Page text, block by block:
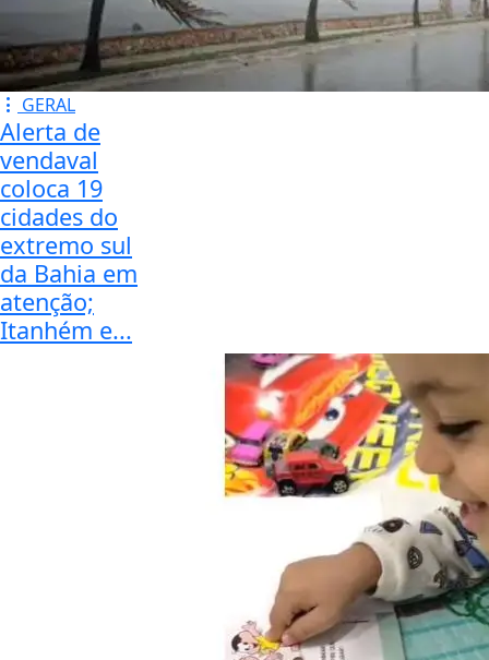
GERAL
Alerta de
vendaval
coloca 19
cidades do
extremo sul
da Bahia em
atenção;
Itanhém e...